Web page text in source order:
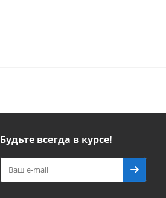
Будьте всегда в курсе!